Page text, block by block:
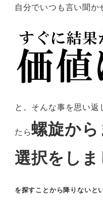
自分でいつも言い聞
と。そんな事を思い
たら螺旋か
選択をしま
を探すことから降りないと